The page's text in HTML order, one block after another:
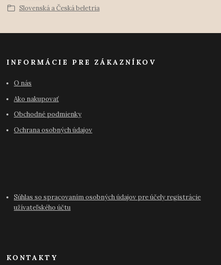
Slovenská a Česká beletria
INFORMÁCIE PRE ZÁKAZNÍKOV
O nás
Ako nakupovať
Obchodné podmienky
Ochrana osobných údajov
Súhlas so spracovaním osobných údajov pre účely registrácie
užívateľského účtu
KONTAKTY